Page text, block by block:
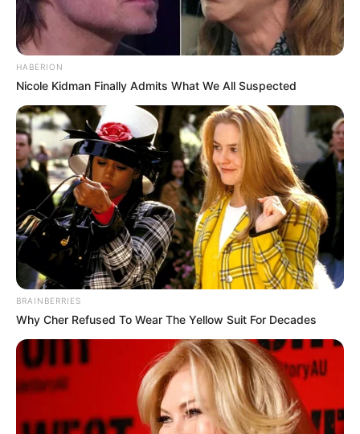
HABERION
Nicole Kidman Finally Admits What We All Suspected
BRAINBERRIES
Why Cher Refused To Wear The Yellow Suit For Decades